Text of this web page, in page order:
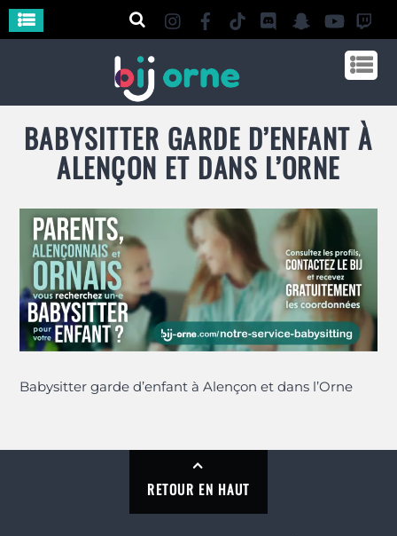
BABYSITTER GARDE D’ENFANT À
ALENÇON ET DANS L’ORNE
Babysitter garde d’enfant à Alençon et dans l’Orne
RETOUR EN HAUT